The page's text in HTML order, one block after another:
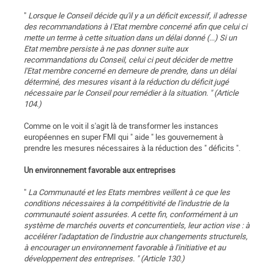
" Lorsque le Conseil décide qu'il y a un déficit excessif, il adresse
des recommandations à I'Etat membre concerné afin que celui ci
mette un terme à cette situation dans un délai donné (...) Si un
Etat membre persiste à ne pas donner suite aux
recommandations du Conseil, celui ci peut décider de mettre
l'Etat membre concerné en demeure de prendre, dans un délai
déterminé, des mesures visant à la réduction du déficit jugé
nécessaire par le Conseil pour remédier à la situation. " (Article
104.)
Comme on le voit il s'agit là de transformer les instances
européennes en super FMI qui " aide " les gouvernement à
prendre les mesures nécessaires à la réduction des " déficits ".
Un environnement favorable aux entreprises
" La Communauté et les Etats membres veillent à ce que les
conditions nécessaires à la compétitivité de l'industrie de la
communauté soient assurées. A cette fin, conformément à un
système de marchés ouverts et concurrentiels, leur action vise : à
accélérer l'adaptation de l'industrie aux changements structurels,
à encourager un environnement favorable à l'initiative et au
développement des entreprises. " (Article 130.)